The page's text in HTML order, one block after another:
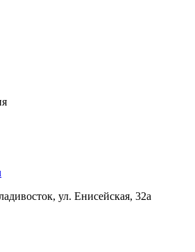
ул. Енисейская, 32а